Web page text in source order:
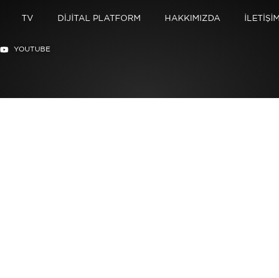
TV DİJİTAL PLATFORM HAKKIMIZDA
YOUTUBE